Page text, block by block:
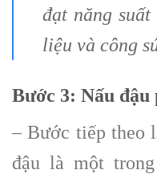
đạt năng
liệu và công
Bước 3: Nấu đậu
– Bước tiếp theo
đậu là một